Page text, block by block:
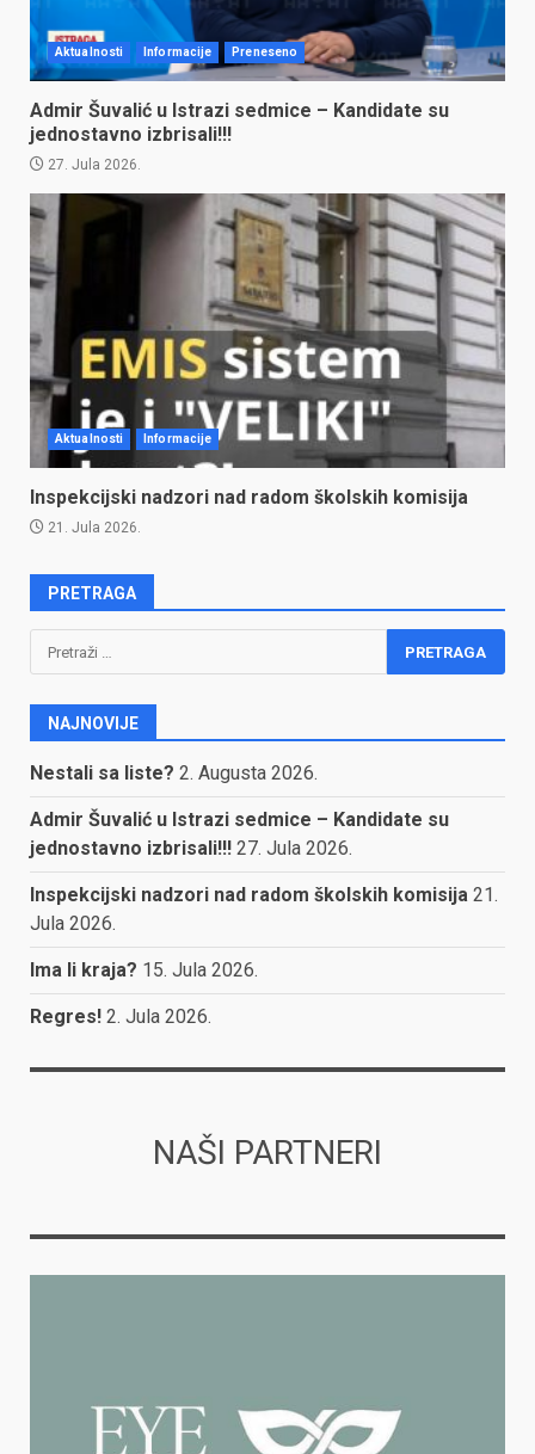
Aktualnosti Informacije Preneseno
Admir Šuvalić u Istrazi sedmice – Kandidate su
jednostavno izbrisali!!!
27. Jula 2026.
Aktualnosti Informacije
Inspekcijski nadzori nad radom školskih komisija
21. Jula 2026.
PRETRAGA
Pretraga:
NAJNOVIJE
Nestali sa liste? 2. Augusta 2026.
Admir Šuvalić u Istrazi sedmice – Kandidate su
jednostavno izbrisali!!! 27. Jula 2026.
Inspekcijski nadzori nad radom školskih komisija 21.
Jula 2026.
Ima li kraja? 15. Jula 2026.
Regres! 2. Jula 2026.
NAŠI PARTNERI